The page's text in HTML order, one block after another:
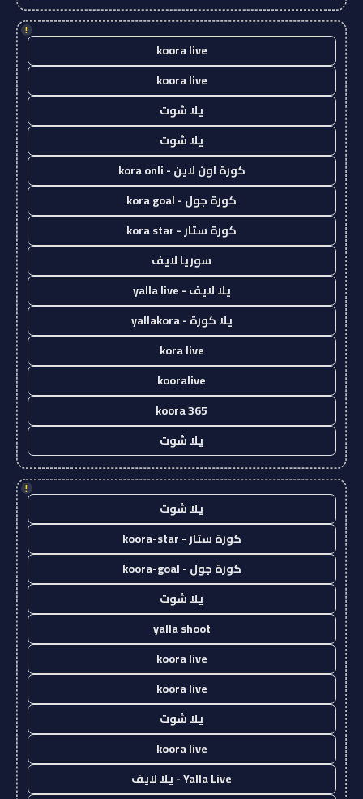
!
koora live
koora live
يلا شوت
يلا شوت
كورة اون لاين - kora onli
كورة جول - kora goal
كورة ستار - kora star
سوريا لايف
يلا لايف - yalla live
يلا كورة - yallakora
kora live
kooralive
koora 365
يلا شوت
!
يلا شوت
كورة ستار - koora-star
كورة جول - koora-goal
يلا شوت
yalla shoot
koora live
koora live
يلا شوت
koora live
Yalla Live - يلا لايف